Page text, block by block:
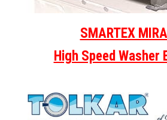
SMARTEX
High Speed Washer